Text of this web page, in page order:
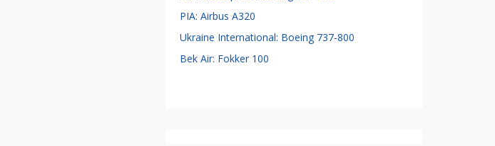
PIA: Airbus A320
Ukraine International: Boeing 737-800
Bek Air: Fokker 100